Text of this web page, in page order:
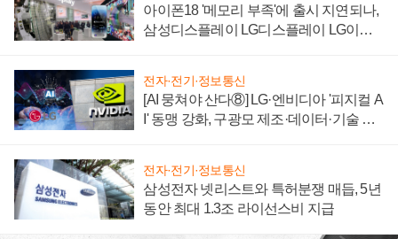
아이폰18 '메모리 부족'에 출시 지연되나,
삼성디스플레이 LG디스플레이 LG이노
전자·전기·정보통신
[AI 뭉쳐야 산다⑧] LG·엔비디아 '피지컬 A
I' 동맹 강화, 구광모 제조·데이터·기술 결
전자·전기·정보통신
삼성전자 넷리스트와 특허분쟁 매듭, 5년
동안 최대 1.3조 라이선스비 지급